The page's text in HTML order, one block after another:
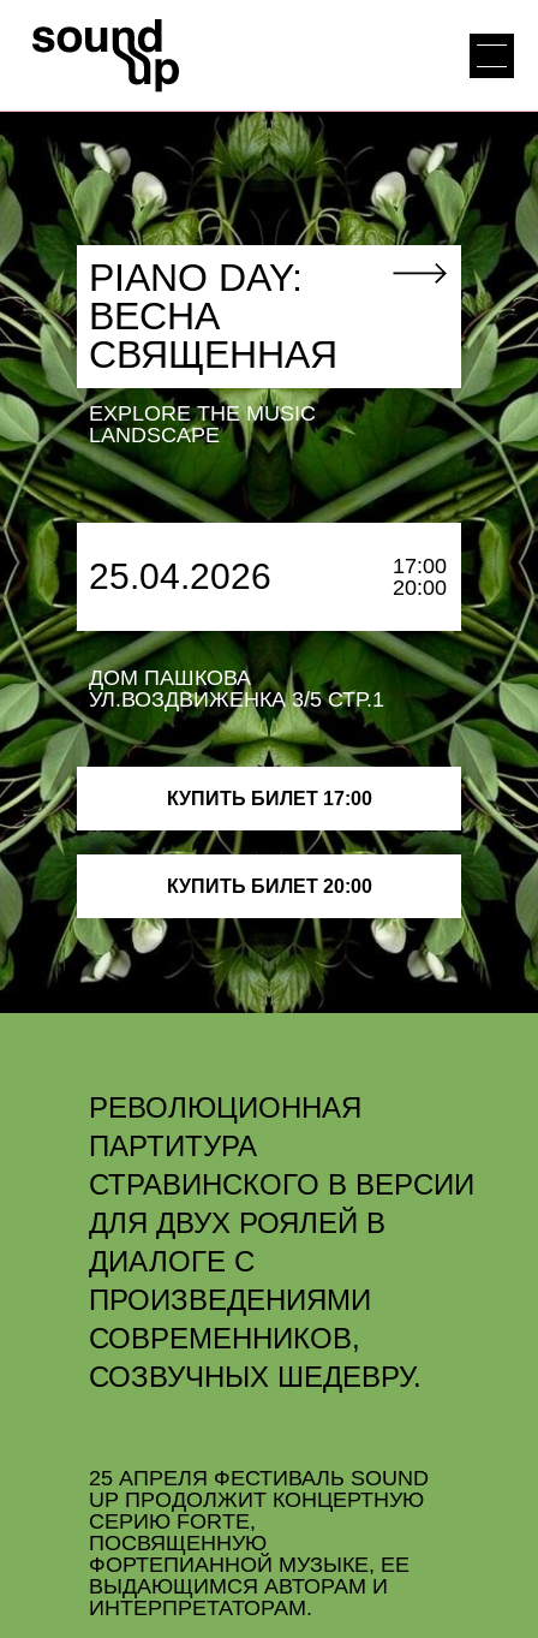
PIANO DAY:
ВЕСНА
СВЯЩЕННАЯ
EXPLORE THE MUSIC
LANDSCAPE
ДОМ ПАШКОВА
УЛ.ВОЗДВИЖЕНКА 3/5 СТР.1
25.04.2026
17:00
20:00
КУПИТЬ БИЛЕТ 17:00
КУПИТЬ БИЛЕТ 20:00
25 АПРЕЛЯ ФЕСТИВАЛЬ SOUND
UP ПРОДОЛЖИТ КОНЦЕРТНУЮ
СЕРИЮ FORTE,
ПОСВЯЩЕННУЮ
ФОРТЕПИАННОЙ МУЗЫКЕ, ЕЕ
ВЫДАЮЩИМСЯ АВТОРАМ И
ИНТЕРПРЕТАТОРАМ.
РЕВОЛЮЦИОННАЯ
ПАРТИТУРА
СТРАВИНСКОГО В ВЕРСИИ
ДЛЯ ДВУХ РОЯЛЕЙ В
ДИАЛОГЕ С
ПРОИЗВЕДЕНИЯМИ
СОВРЕМЕННИКОВ,
СОЗВУЧНЫХ ШЕДЕВРУ.